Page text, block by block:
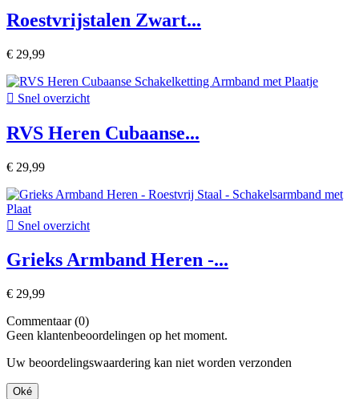
Roestvrijstalen Zwart...
€ 29,99
 Snel overzicht
RVS Heren Cubaanse...
€ 29,99
 Snel overzicht
Grieks Armband Heren -...
€ 29,99
Commentaar (0)
Geen klantenbeoordelingen op het moment.
Uw beoordelingswaardering kan niet worden verzonden
Oké